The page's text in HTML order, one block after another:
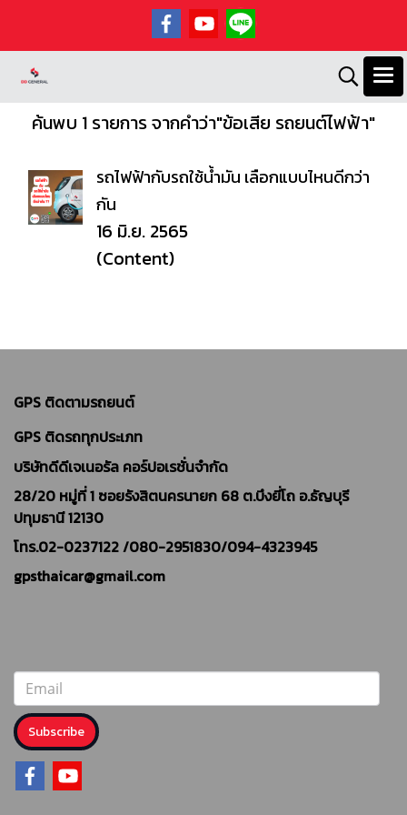
ค้นพบ 1 รายการ จากคำว่า"ข้อเสีย รถยนต์ไฟฟ้า"
รถไฟฟ้ากับรถใช้น้ำมัน เลือกแบบไหนดีกว่า
กัน
16 มิ.ย. 2565
(Content)
GPS ติดตามรถยนต์
GPS ติดรถทุกประเภท
บริษัทดีดีเจเนอรัล คอร์ปอเรชั่นจำกัด
28/20 หมู่ที่ 1 ซอยรังสิตนครนายก 68 ต.บึงยี่โถ อ.ธัญบุรี
ปทุมธานี 12130
โทร.02-0237122 /080-2951830/094-4323945
gpsthaicar@gmail.com
Subscribe